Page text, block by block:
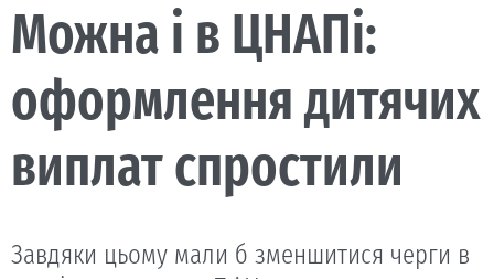
Можна і в ЦНАПі:
оформлення дитячих
виплат спростили
Завдяки цьому мали б зменшитися черги в